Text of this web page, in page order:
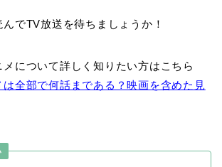
でTV放送を待ちましょうか！
について詳しく知りたい方はこちら
全部で何話まである？映画を含めた見